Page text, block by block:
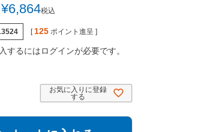
¥6,864税込
[ 125 ポイント進呈 ]
するにはログインが必要です。
お気に入りに登録
する